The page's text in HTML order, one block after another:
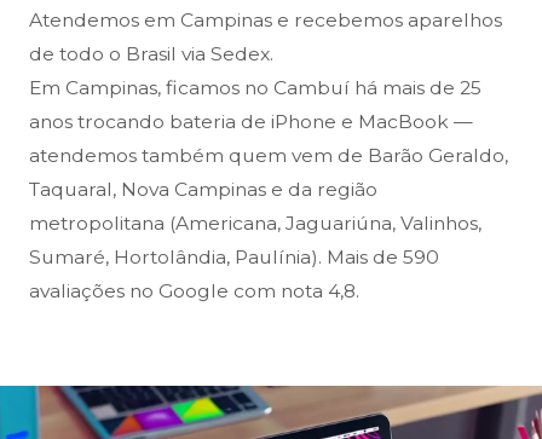
Atendemos em Campinas e recebemos aparelhos
de todo o Brasil via Sedex.
Em Campinas, ficamos no Cambuí há mais de 25
anos trocando bateria de iPhone e MacBook —
atendemos também quem vem de Barão Geraldo,
Taquaral, Nova Campinas e da região
metropolitana (Americana, Jaguariúna, Valinhos,
Sumaré, Hortolândia, Paulínia). Mais de 590
avaliações no Google com nota 4,8.